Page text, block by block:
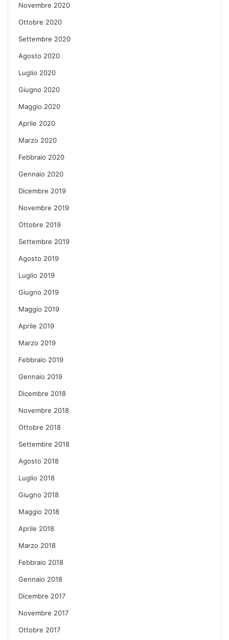
Novembre 2020
Ottobre 2020
Settembre 2020
Agosto 2020
Luglio 2020
Giugno 2020
Maggio 2020
Aprile 2020
Marzo 2020
Febbraio 2020
Gennaio 2020
Dicembre 2019
Novembre 2019
Ottobre 2019
Settembre 2019
Agosto 2019
Luglio 2019
Giugno 2019
Maggio 2019
Aprile 2019
Marzo 2019
Febbraio 2019
Gennaio 2019
Dicembre 2018
Novembre 2018
Ottobre 2018
Settembre 2018
Agosto 2018
Luglio 2018
Giugno 2018
Maggio 2018
Aprile 2018
Marzo 2018
Febbraio 2018
Gennaio 2018
Dicembre 2017
Novembre 2017
Ottobre 2017